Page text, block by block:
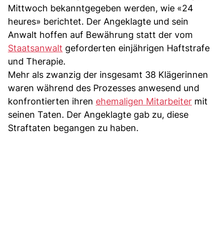
Mittwoch bekanntgegeben werden, wie «24
heures» berichtet. Der Angeklagte und sein
Anwalt hoffen auf Bewährung statt der vom
Staatsanwalt geforderten einjährigen Haftstrafe
und Therapie.
Mehr als zwanzig der insgesamt 38 Klägerinnen
waren während des Prozesses anwesend und
konfrontierten ihren ehemaligen Mitarbeiter mit
seinen Taten. Der Angeklagte gab zu, diese
Straftaten begangen zu haben.